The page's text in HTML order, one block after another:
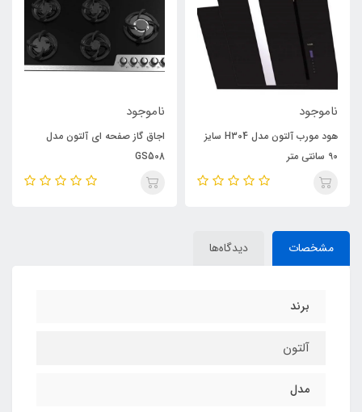
ناموجود
هود مورب آلتون مدل H304 سایز
90 سانتی متر
ناموجود
اجاق گاز صفحه ای آلتون مدل
GS508
مشخصات دیدگاه‌ها
برند
آلتون
مدل